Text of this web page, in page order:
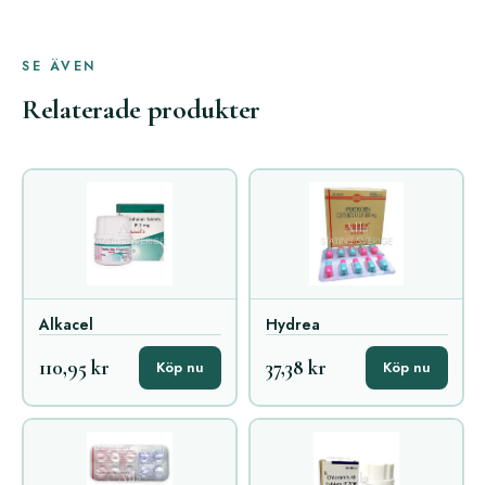
SE ÄVEN
Relaterade produkter
Alkacel
110,95 kr Köp nu
Hydrea
37,38 kr Köp nu